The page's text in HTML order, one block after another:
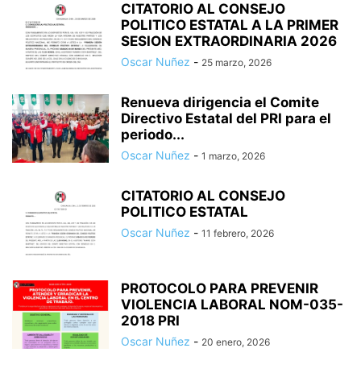
CITATORIO AL CONSEJO
POLITICO ESTATAL A LA PRIMER
SESION EXTRAORDINARIA 2026
Oscar Nuñez - 25 marzo, 2026
Renueva dirigencia el Comite
Directivo Estatal del PRI para el
periodo...
Oscar Nuñez - 1 marzo, 2026
CITATORIO AL CONSEJO
POLITICO ESTATAL
Oscar Nuñez - 11 febrero, 2026
PROTOCOLO PARA PREVENIR
VIOLENCIA LABORAL NOM-035-
2018 PRI
Oscar Nuñez - 20 enero, 2026